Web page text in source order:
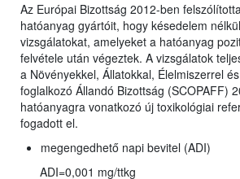
Az Európai Bizottság 2012-ben
hatóanyag gyártóit, hogy késedelem
vizsgálatokat, amelyeket a hatóanyag
felvétele után végeztek. A vizsgálatok
a Növényekkel, Állatokkal, Élelmiszerrel
foglalkozó Állandó Bizottság (SCOPAFF)
hatóanyagra vonatkozó új toxikológiai
fogadott el.
megengedhető napi bevitel (ADI)
ADI=0,001 mg/ttkg